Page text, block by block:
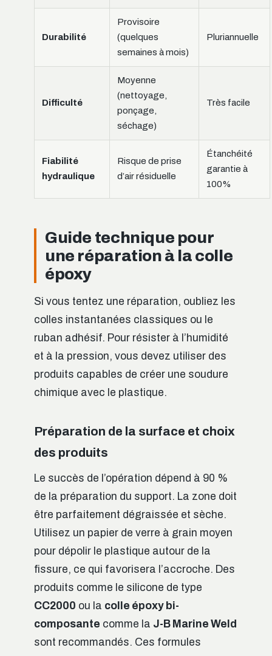
Durabilité
Provisoire
(quelques
semaines à mois)
Pluriannuelle
Difficulté
Moyenne
(nettoyage,
ponçage,
séchage)
Très facile
Fiabilité
hydraulique
Risque de prise
d’air résiduelle
Étanchéité
garantie à
100%
Guide technique pour
une réparation à la colle
époxy
Si vous tentez une réparation, oubliez les
colles instantanées classiques ou le
ruban adhésif. Pour résister à l’humidité
et à la pression, vous devez utiliser des
produits capables de créer une soudure
chimique avec le plastique.
Préparation de la surface et choix
des produits
Le succès de l’opération dépend à 90 %
de la préparation du support. La zone doit
être parfaitement dégraissée et sèche.
Utilisez un papier de verre à grain moyen
pour dépolir le plastique autour de la
fissure, ce qui favorisera l’accroche. Des
produits comme le silicone de type
CC2000 ou la colle époxy bi-
composante comme la J-B Marine Weld
sont recommandés. Ces formules